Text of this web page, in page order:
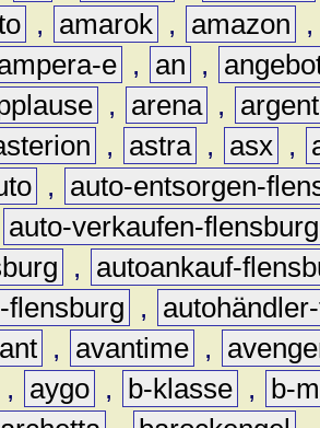
, amarok , amazon
e , an ,
, arena ,
, astra , asx ,
,
auto-entsorgen-
auto-verkaufen-flensburg
,
autoankauf-
flensburg
,
, avantime ,
, aygo , b-klasse ,
b-